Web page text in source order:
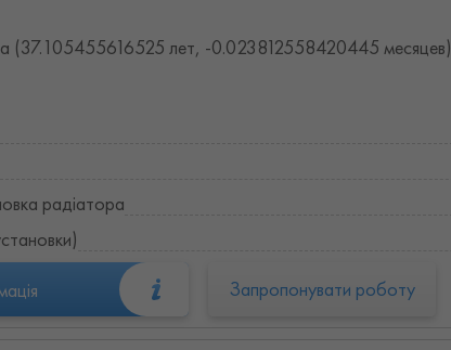
(37.105455616525 лет, -0.023812558420445 месяцев)
радіатора
Запропонувати роботу